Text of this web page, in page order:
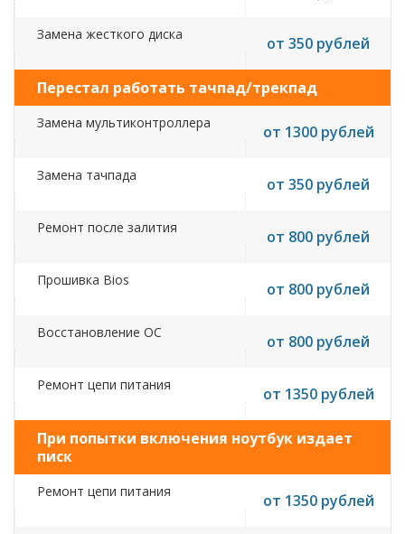
Замена жесткого диска от 350 рублей
Перестал работать тачпад/трекпад
Замена мультиконтроллера от 1300 рублей
Замена тачпада от 350 рублей
Ремонт после залития от 800 рублей
Прошивка Bios от 800 рублей
Восстановление ОС от 800 рублей
Ремонт цепи питания от 1350 рублей
При попытки включения ноутбук издает
писк
Ремонт цепи питания от 1350 рублей